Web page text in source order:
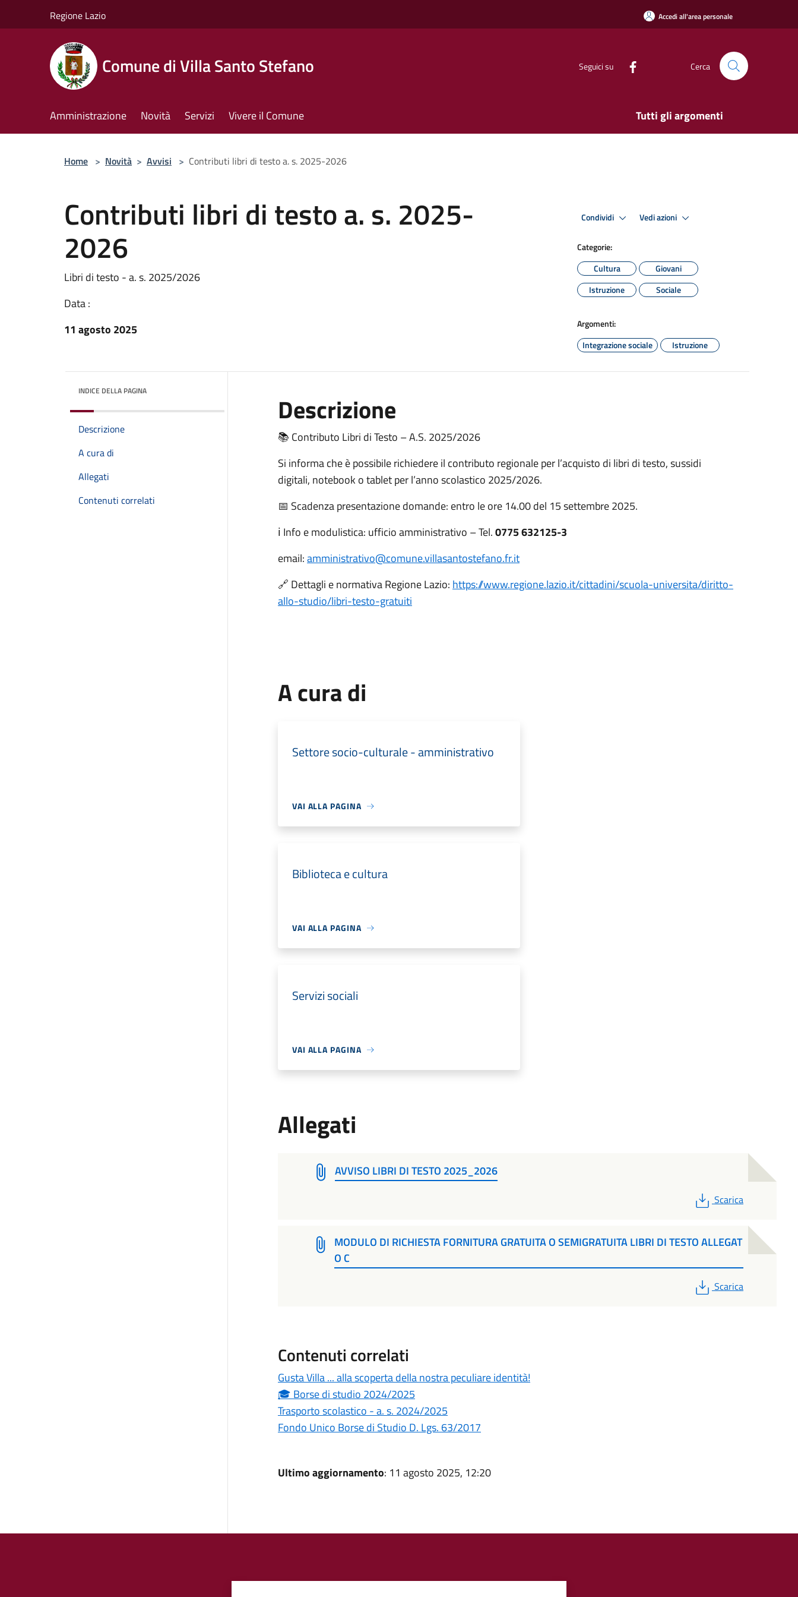
Regione Lazio Accedi all'area personale
Comune di Villa Santo Stefano Seguici su Cerca
Amministrazione Novità Servizi Vivere il Comune Tutti gli argomenti
Home > Novità > Avvisi > Contributi libri di testo a. s. 2025-2026
Contributi libri di testo a. s. 2025-
2026
Libri di testo - a. s. 2025/2026
Data :
11 agosto 2025
Condividi Vedi azioni
Categorie:
Cultura
Giovani
Istruzione
Sociale
Argomenti:
Integrazione sociale
Istruzione
INDICE DELLA PAGINA
Descrizione
A cura di
Allegati
Contenuti correlati
Descrizione
📚 Contributo Libri di Testo – A.S. 2025/2026
Si informa che è possibile richiedere il contributo regionale per l’acquisto di libri di testo, sussidi
digitali, notebook o tablet per l’anno scolastico 2025/2026.
📅 Scadenza presentazione domande: entro le ore 14.00 del 15 settembre 2025.
ℹ️ Info e modulistica: ufficio amministrativo – Tel.0775 632125-3
email:amministrativo@comune.villasantostefano.fr.it
🔗 Dettagli e normativa Regione Lazio: https://www.regione.lazio.it/cittadini/scuola-universita/diritto-
allo-studio/libri-testo-gratuiti
A cura di
Settore socio-culturale - amministrativo
VAI ALLA PAGINA
Biblioteca e cultura
VAI ALLA PAGINA
Servizi sociali
VAI ALLA PAGINA
Allegati
AVVISO LIBRI DI TESTO 2025_2026
PDF
Scarica
MODULO DI RICHIESTA FORNITURA GRATUITA O SEMIGRATUITA LIBRI DI TESTO ALLEGAT
O C
PDF
Scarica
Contenuti correlati
Gusta Villa ... alla scoperta della nostra peculiare identità!
🎓 Borse di studio 2024/2025
Trasporto scolastico - a. s. 2024/2025
Fondo Unico Borse di Studio D. Lgs. 63/2017
Ultimo aggiornamento: 11 agosto 2025, 12:20